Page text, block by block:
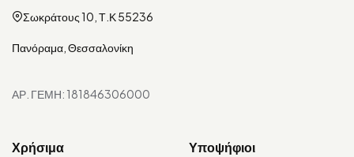
Σωκράτους 10, Τ.Κ 55236
Πανόραμα, Θεσσαλονίκη
ΑΡ. ΓΕΜΗ: 181846306000
Χρήσιμα Υποψήφιοι